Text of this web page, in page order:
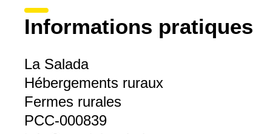
Informations pratiques
La Salada
Hébergements ruraux
Fermes rurales
PCC-000839